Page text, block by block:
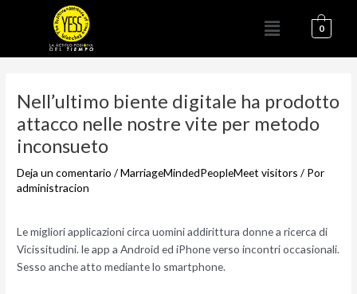
Menú 0
Nell’ultimo biente digitale ha prodotto
attacco nelle nostre vite per metodo
inconsueto
Deja un comentario /MarriageMindedPeopleMeet visitors / Por
administracion
Le migliori applicazioni circa uomini addirittura donne a ricerca di
Vicissitudini. le app a Android ed iPhone verso incontri occasionali.
Sesso anche atto mediante lo smartphone.
entradas